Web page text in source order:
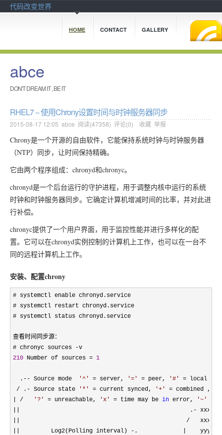
代码改变世界
HOME CONTACT GALLERY
abce
DON'T DREAM IT , BE IT
RHEL7 -- 使用Chrony设置时间与时钟服务器同步
2015-08-17 12:05 abce 阅读(47358) 评论(0) 收藏 举报
Chrony是一个开源的自由软件，它能保持系统时钟与时钟服务器
（NTP）同步，让时间保持精确。
它由两个程序组成：chronyd和chronyc。
chronyd是一个后台运行的守护进程，用于调整内核中运行的系统
时钟和时钟服务器同步。它确定计算机增减时间的比率，并对此进
行补偿。
chronyc提供了一个用户界面，用于监控性能并进行多样化的配
置。它可以在chronyd实例控制的计算机上工作，也可以在一台不
同的远程计算机上工作。
安装、配置chrony
# systemctl enable chronyd.service
# systemctl restart chronyd.service
# systemctl status chronyd.service
查看时间同步源：
# chronyc sources
-
210 Number of sources = 1
  .
-- Source mode ' ^ ' = server, '= ' = peer, '# ' = local
/ .- Source state
' * ' = current synced, '+ ' = combined ,
| /
'? ' = unreachable, 'x ' = time may be in error, '~ '
||                                                 .- xxxx [
||                                                /   xxxx =
||         Log2(Polling interval) -.             |    yyyy =